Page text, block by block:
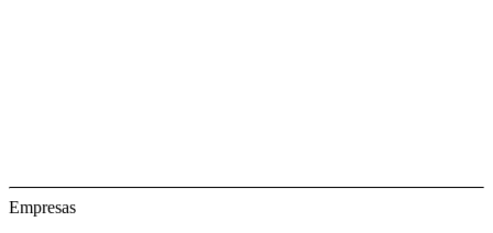
Empresas